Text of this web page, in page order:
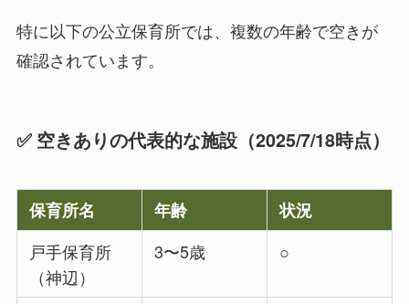
特に以下の公立保育所では、複数の年齢で空きが
確認されています。
✅ 空きありの代表的な施設（2025/7/18時点）
保育所名 年齢
状況
戸手保育所
（神辺）
3〜5歳 ○